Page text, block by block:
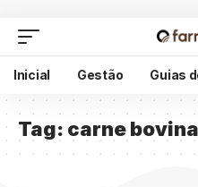
Inicial Gestão Guias
Tag: carne